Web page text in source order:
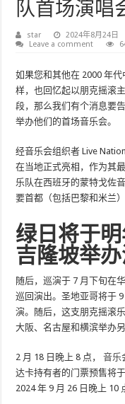
队首场演唱
star 2024年8月24日
Leave a comment
如果您和其他在 2000 年
样，也回忆起以朋克摇滚
段，那么我们有个消息要
举办他们的首场音乐会。
经音乐会组织者 Live
在当地正式亮相，作为其
乐队在西班牙的蒙特戈佐
要首都（包括巴黎和米兰
绿日将于
吉隆坡举
随后，巡演于 7 月下旬在
巡回演出。圣地亚哥将于
演。随后，这支朋克摇滚
大阪、名古屋和横滨举办
2 月 18 日晚上 8 点，音乐
达卡持有者的门票预售将
2024 年 9 月 26 日晚上 10